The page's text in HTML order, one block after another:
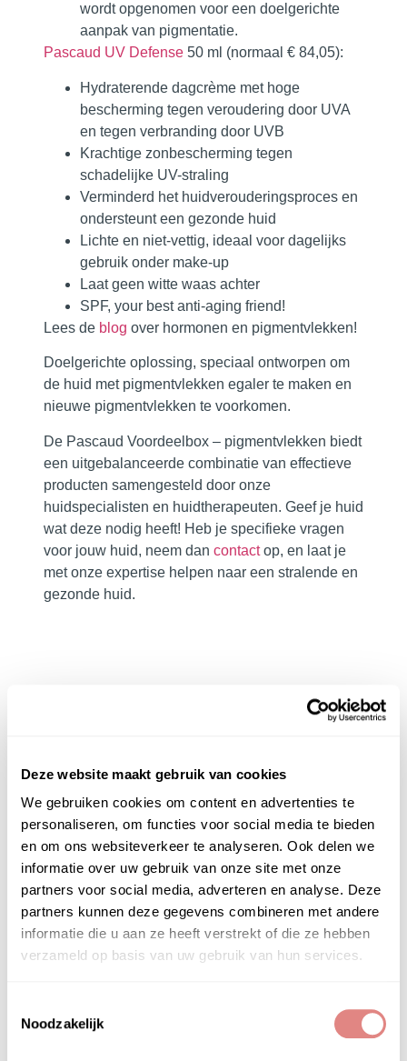
Deze website maakt gebruik van cookies
We gebruiken cookies om content en advertenties te
personaliseren, om functies voor social media te bieden
en om ons websiteverkeer te analyseren. Ook delen we
informatie over uw gebruik van onze site met onze
partners voor social media, adverteren en analyse. Deze
partners kunnen deze gegevens combineren met andere
informatie die u aan ze heeft verstrekt of die ze hebben
verzameld op basis van uw gebruik van hun services.
Noodzakelijk
wordt opgenomen voor een doelgerichte
aanpak van pigmentatie.
Pascaud UV Defense 50 ml (normaal € 84,05):
Hydraterende dagcrème met hoge
bescherming tegen veroudering door UVA
en tegen verbranding door UVB
Krachtige zonbescherming tegen
schadelijke UV-straling
Verminderd het huidverouderingsproces en
ondersteunt een gezonde huid
Lichte en niet-vettig, ideaal voor dagelijks
gebruik onder make-up
Laat geen witte waas achter
SPF, your best anti-aging friend!
Lees de blog over hormonen en pigmentvlekken!
Doelgerichte oplossing, speciaal ontworpen om
de huid met pigmentvlekken egaler te maken en
nieuwe pigmentvlekken te voorkomen.
De Pascaud Voordeelbox – pigmentvlekken biedt
een uitgebalanceerde combinatie van effectieve
producten samengesteld door onze
huidspecialisten en huidtherapeuten. Geef je huid
wat deze nodig heeft! Heb je specifieke vragen
voor jouw huid, neem dan contactop, en laat je
met onze expertise helpen naar een stralende en
gezonde huid.
voordeelbox Pigmentvlekken
Pascaud Cleanser –All in one
reiniging met aloë vera
Masseer een kleine hoeveelheid van de Pascaud
Cleanser in de huid en was het nadien af met
water. De Pascaud Cleanser kan ook worden
afgenomen met tissues, watten of washandje.
Cleanser breng je een van de Pascaud crèmes